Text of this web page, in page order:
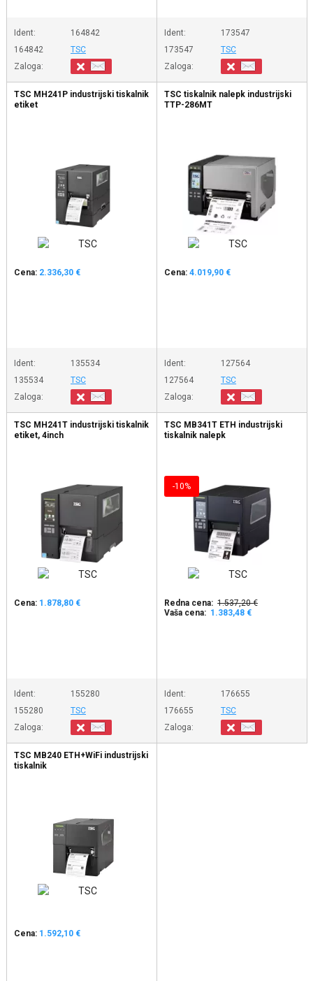
Ident:
164842
164842
TSC
Zaloga:
Ident:
173547
173547
TSC
Zaloga:
TSC MH241P industrijski tiskalnik
etiket
Cena: 2.336,30 €
Ident:
135534
135534
TSC
Zaloga:
TSC tiskalnik nalepk industrijski
TTP-286MT
Cena: 4.019,90 €
Ident:
127564
127564
TSC
Zaloga:
TSC MH241T industrijski tiskalnik
etiket, 4inch
Cena: 1.878,80 €
Ident:
155280
155280
TSC
Zaloga:
TSC MB341T ETH industrijski
tiskalnik nalepk
-10%
Redna cena: 1.537,20 €
Vaša cena: 1.383,48 €
Ident:
176655
176655
TSC
Zaloga:
TSC MB240 ETH+WiFi industrijski
tiskalnik
Cena: 1.592,10 €